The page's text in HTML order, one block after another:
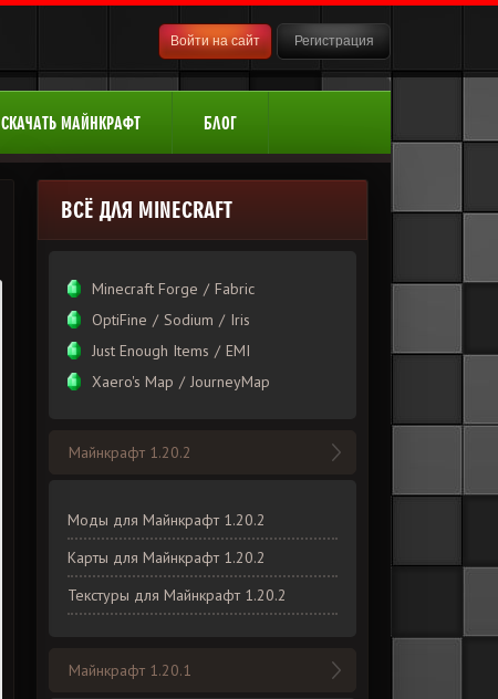
Войти на сайт Регистрация
СКАЧАТЬ МАЙНКРАФТ БЛОГ
ВСЁ ДЛЯ MINECRAFT
Minecraft Forge / Fabric
OptiFine / Sodium / Iris
Just Enough Items / EMI
Xаero's Mаp / JourneyMap
Майнкрафт 1.20.2
Моды для Майнкрафт 1.20.2
Карты для Майнкрафт 1.20.2
Текстуры для Майнкрафт 1.20.2
Майнкрафт 1.20.1